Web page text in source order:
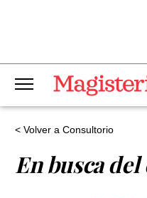
< Volver a Consultorio
En busca